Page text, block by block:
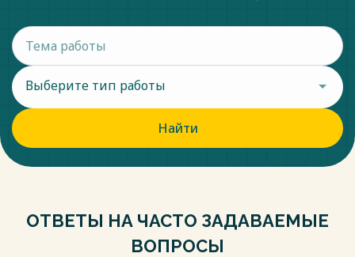
Выберите тип работы
Найти
ОТВЕТЫ НА ЧАСТО ЗАДАВАЕМЫЕ
ВОПРОСЫ